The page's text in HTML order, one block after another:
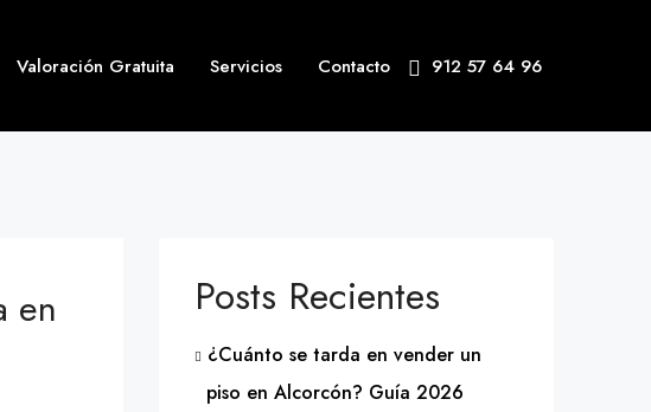
Valoración Gratuita Servicios Contacto 912 57 64 96
en
Posts Recientes
¿Cuánto se tarda en vender un
piso en Alcorcón? Guía 2026